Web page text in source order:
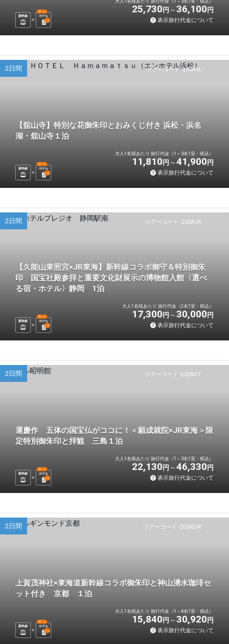
新幹線 ホテル
選べる
1 泊
25,730 円 36,100 円
表示旅行代金について
ツアーコード Q02A6L
2日間
【舘山寺】特別な花御朱印とおみくじ付き 浜松・浜名
湖・舘山寺１泊
新幹線 ホテル
選べる
1 泊
大人1名様あたり 旅行代金（1～3名1室・税込）
11,810 円 41,900 円
表示旅行代金について
ツアーコード Q02ACK
2日間
【久能山東照宮×JR東海】新幹線コラボ御守＆特別御朱
印 国宝社殿参拝と重要文化財展示の博物館入館〈選べ
る宿・ホテル〉静岡 1泊
新幹線 ホテル
選べる
1 泊
大人1名様あたり 旅行代金（2名1室・税込）
17,300 円 30,000 円
表示旅行代金について
ツアーコード Q02ADT
2日間
運慶作 五体の国宝仏がココに！＜願成就院×JR東海＞限
定特別御朱印と拝観 三島１泊
新幹線 ホテル
選べる
1 泊
大人1名様あたり 旅行代金（1～3名1室・税込）
22,130 円 46,330 円
表示旅行代金について
ツアーコード Q02ADW
2日間
上賀茂神社×東海道新幹線コラボ御朱印と神山湧水珈琲セ
ット付き 京都 １泊
新幹線 ホテル
選べる
1 泊
大人1名様あたり 旅行代金（1～4名1室・税込）
15,840 円 30,920 円
表示旅行代金について